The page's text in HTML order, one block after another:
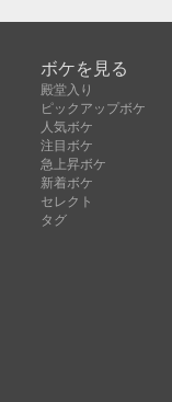
ボケを見る
殿堂入り
ピックアップボケ
人気ボケ
注目ボケ
急上昇ボケ
新着ボケ
セレクト
タグ